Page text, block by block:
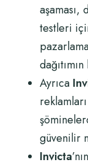
aşaması,
testleri
Ayrıca
güvenilir
Invicta